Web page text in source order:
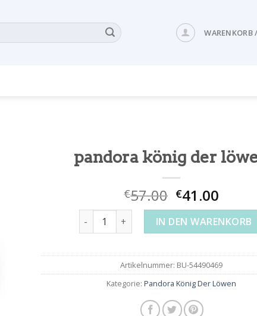
WARENKORB /
pandora könig der
€57.00 €41.00
pandora könig der löwen Menge
IN DEN WARENKORB
Artikelnummer: BU-54490469
Kategorie:Pandora König Der Löwen